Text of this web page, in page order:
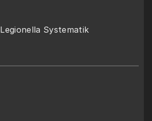
Legionella Systematik